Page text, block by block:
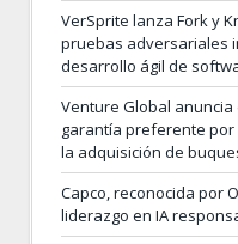
VerSprite lanza Fork y
pruebas adversariales
desarrollo ágil de
Venture Global
garantía preferente por
la adquisición de
Capco, reconocida por
liderazgo en IA